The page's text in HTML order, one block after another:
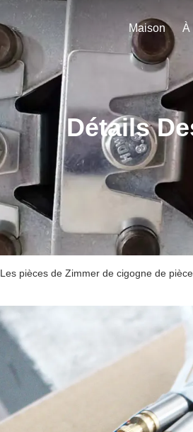
Maison
Détails
Les pièces de Zimmer de cigogne de